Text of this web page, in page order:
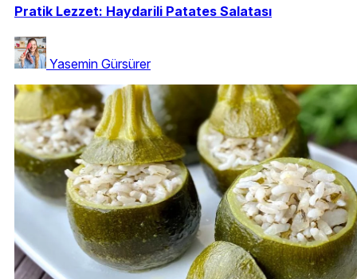
Pratik Lezzet: Haydarili Patates Salatası
Yasemin Gürsürer